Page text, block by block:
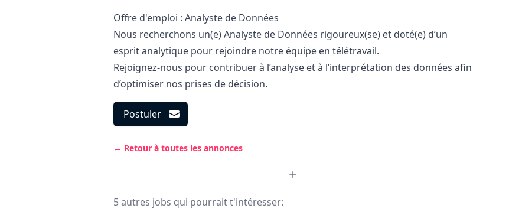
Description
Offre d'emploi : Analyste de Données
Nous recherchons un(e) Analyste de Données rigoureux(se) et doté(e) d’un
esprit analytique pour rejoindre notre équipe en télétravail.
Rejoignez-nous pour contribuer à l’analyse et à l’interprétation des données afin
d’optimiser nos prises de décision.
Postuler
← Retour à toutes les annonces
5 autres jobs qui pourrait t'intéresser: